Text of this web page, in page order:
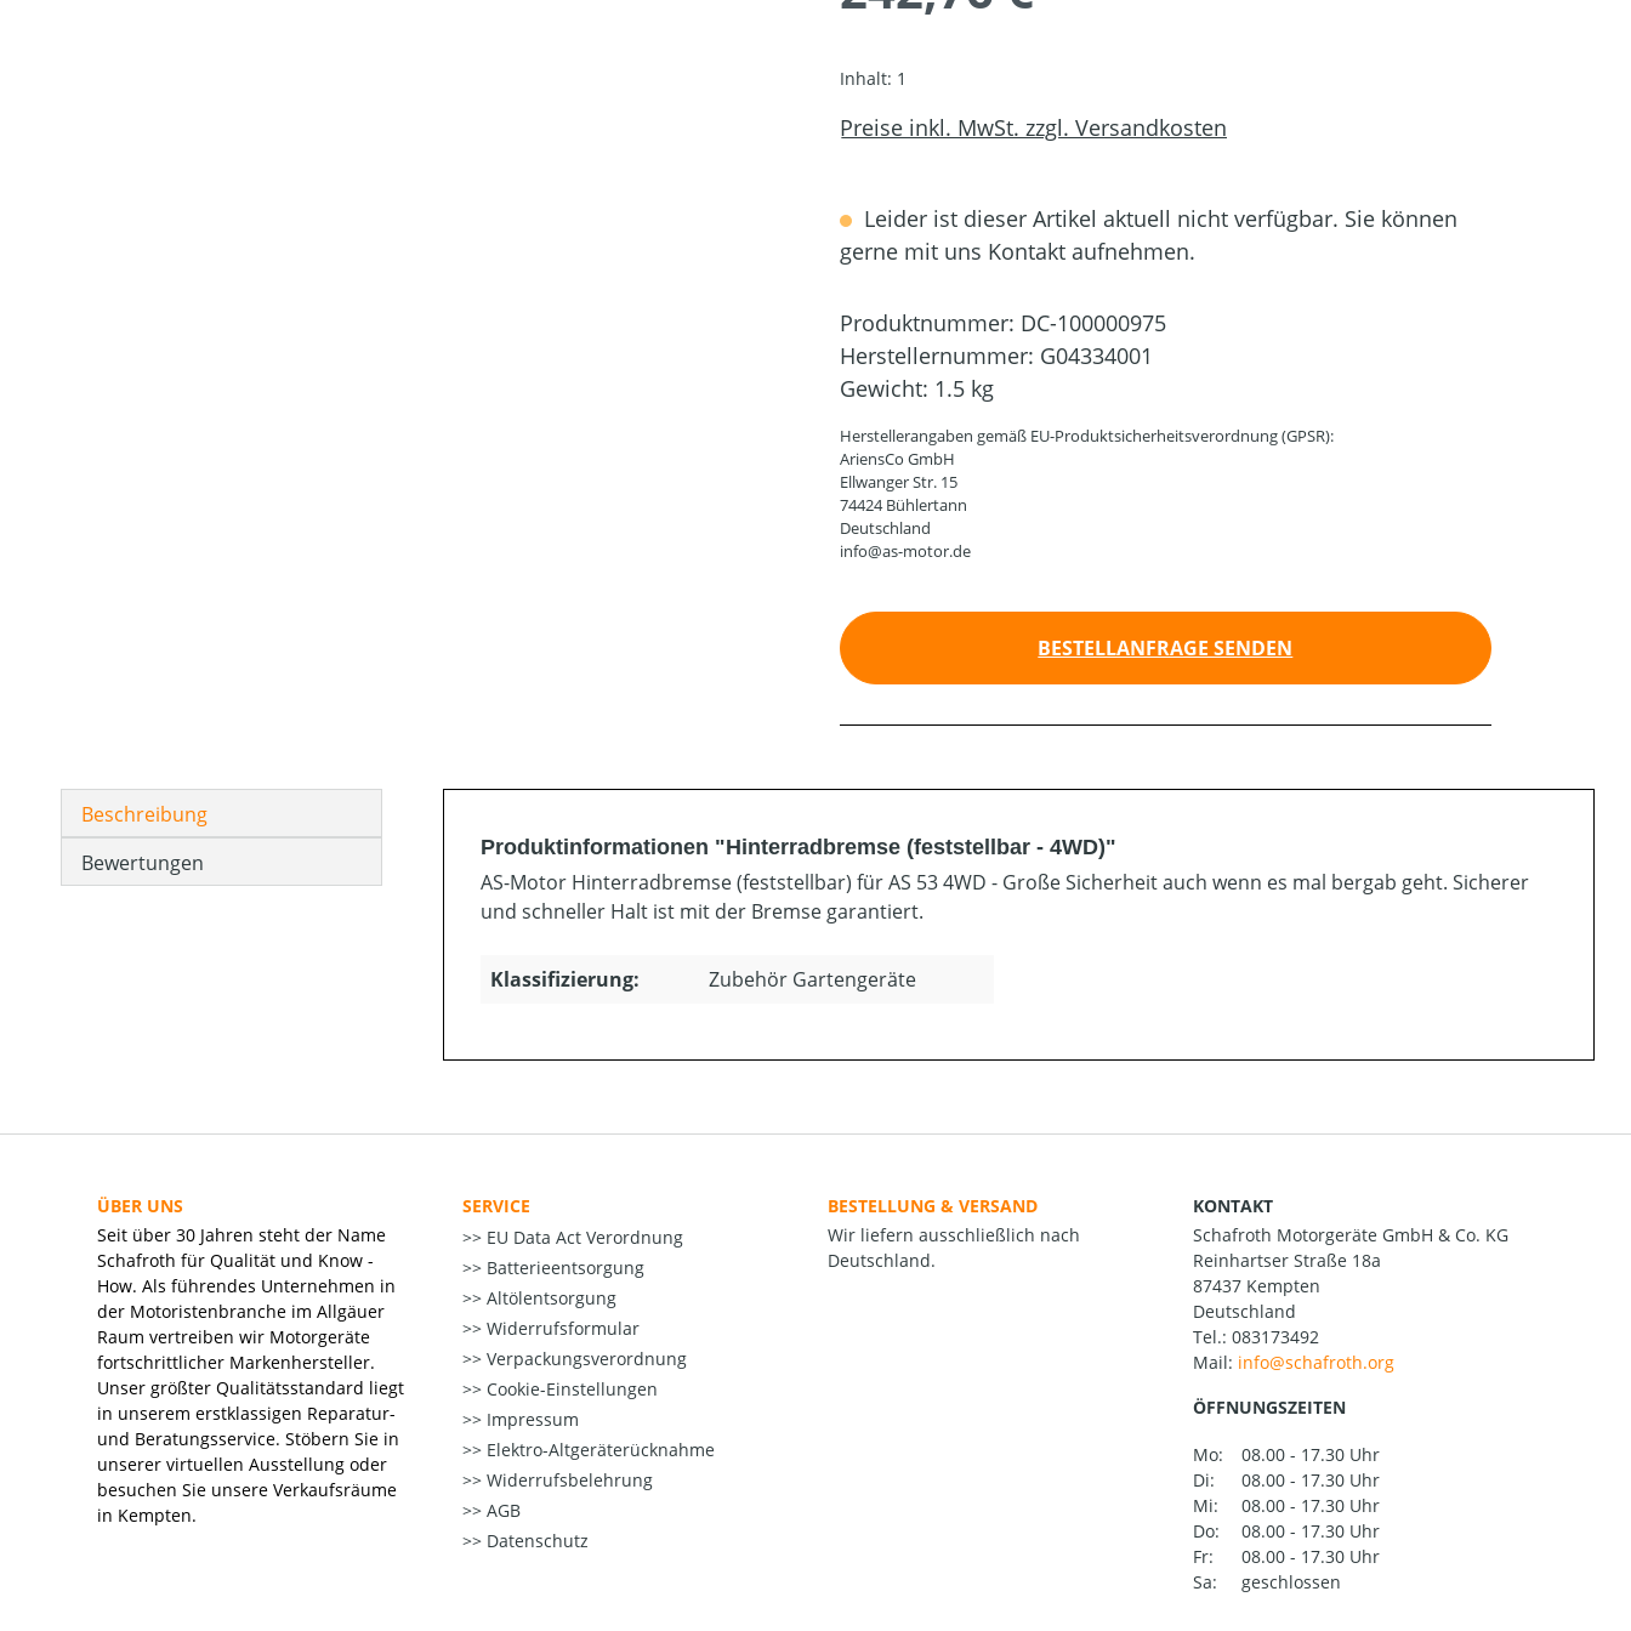
Inhalt: 1
Preise inkl. MwSt. zzgl. Versandkosten
Leider ist dieser Artikel aktuell nicht verfügbar. Sie können
gerne mit uns Kontakt aufnehmen.
Produktnummer: DC-100000975
Herstellernummer: G04334001
Gewicht: 1.5 kg
Herstellerangaben gemäß EU-Produktsicherheitsverordnung (GPSR):
AriensCo GmbH
Ellwanger Str. 15
74424 Bühlertann
Deutschland
info@as-motor.de
BESTELLANFRAGE SENDEN
Beschreibung
Bewertungen
Produktinformationen "Hinterradbremse (feststellbar - 4WD)"
AS-Motor Hinterradbremse (feststellbar) für AS 53 4WD - Große Sicherheit auch wenn es mal bergab geht. Sicherer
und schneller Halt ist mit der Bremse garantiert.
Klassifizierung: Zubehör Gartengeräte
ÜBER UNS
Seit über 30 Jahren steht der Name
Schafroth für Qualität und Know -
How. Als führendes Unternehmen in
der Motoristenbranche im Allgäuer
Raum vertreiben wir Motorgeräte
fortschrittlicher Markenhersteller.
Unser größter Qualitätsstandard liegt
in unserem erstklassigen Reparatur-
und Beratungsservice. Stöbern Sie in
unserer virtuellen Ausstellung oder
besuchen Sie unsere Verkaufsräume
in Kempten.
SERVICE
EU Data Act Verordnung
Batterieentsorgung
Altölentsorgung
Widerrufsformular
Verpackungsverordnung
Cookie-Einstellungen
Impressum
Elektro-Altgeräterücknahme
Widerrufsbelehrung
AGB
Datenschutz
BESTELLUNG & VERSAND
Wir liefern ausschließlich nach
Deutschland.
KONTAKT
Schafroth Motorgeräte GmbH & Co. KG
Reinhartser Straße 18a
87437 Kempten
Deutschland
Tel.: 083173492
Mail:
ÖFFNUNGSZEITEN
Mo:
08.00 - 17.30 Uhr
Di:
08.00 - 17.30 Uhr
Mi:
08.00 - 17.30 Uhr
Do:
08.00 - 17.30 Uhr
Fr:
08.00 - 17.30 Uhr
Sa:
geschlossen